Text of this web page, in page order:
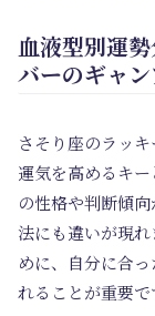
血液型別運
バーのギャ
さそり座のラッ
運気を高めるキ
の性格や判断傾
法にも違いが現
めに、自分に合
れることが重要で